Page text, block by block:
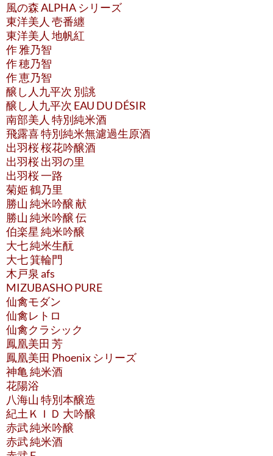
風の森 ALPHA シリーズ
東洋美人 壱番纏
東洋美人 地帆紅
作 雅乃智
作 穂乃智
作 恵乃智
醸し人九平次 別誂
醸し人九平次 EAU DU DÉSIR
南部美人 特別純米酒
飛露喜 特別純米無濾過生原酒
出羽桜 桜花吟醸酒
出羽桜 出羽の里
出羽桜 一路
菊姫 鶴乃里
勝山 純米吟醸 献
勝山 純米吟醸 伝
伯楽星 純米吟醸
大七 純米生酛
大七 箕輪門
木戸泉 afs
MIZUBASHO PURE
仙禽モダン
仙禽レトロ
仙禽クラシック
鳳凰美田 芳
鳳凰美田 Phoenix シリーズ
神亀 純米酒
花陽浴
八海山 特別本醸造
紀土ＫＩＤ 大吟醸
赤武 純米吟醸
赤武 純米酒